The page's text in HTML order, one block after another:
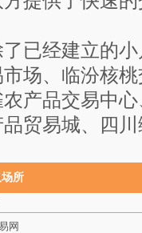
经建立的小
场、临汾核
产品交易中
贸易城、四
所
网